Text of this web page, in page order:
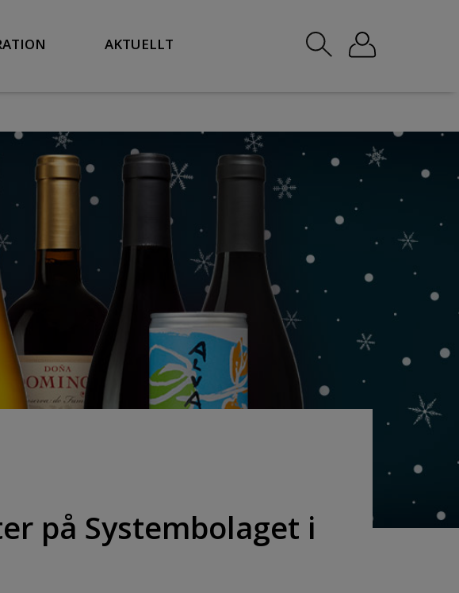
AKTUELLT
på Systembolaget i